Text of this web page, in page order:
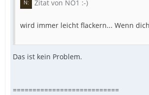
Zitat von NO1 :-)
wird immer leicht flackern... Wenn
Das ist kein Problem.
===========================